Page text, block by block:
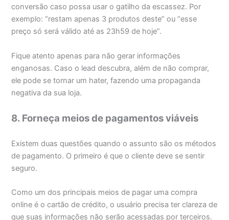
conversão caso possa usar o gatilho da escassez. Por
exemplo: “restam apenas 3 produtos deste” ou “esse
preço só será válido até as 23h59 de hoje”.
Fique atento apenas para não gerar informações
enganosas. Caso o lead descubra, além de não comprar,
ele pode se tornar um hater, fazendo uma propaganda
negativa da sua loja.
8. Forneça meios de pagamentos viáveis
Existem duas questões quando o assunto são os métodos
de pagamento. O primeiro é que o cliente deve se sentir
seguro.
Como um dos principais meios de pagar uma compra
online é o cartão de crédito, o usuário precisa ter clareza de
que suas informações não serão acessadas por terceiros.